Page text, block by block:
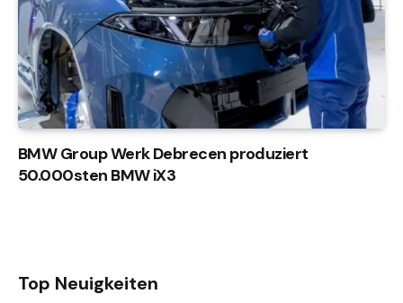
BMW Group Werk Debrecen produziert
50.000sten BMW iX3
Top Neuigkeiten